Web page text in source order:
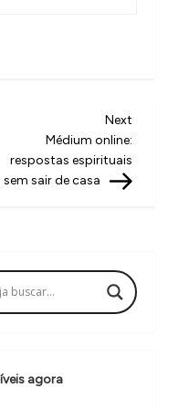
Next
Post
Next
Médium online:
respostas espirituais
sem sair de casa
agora